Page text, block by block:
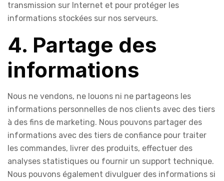
transmission sur Internet et pour protéger les
informations stockées sur nos serveurs.
4. Partage des
informations
Nous ne vendons, ne louons ni ne partageons les
informations personnelles de nos clients avec des tiers
à des fins de marketing. Nous pouvons partager des
informations avec des tiers de confiance pour traiter
les commandes, livrer des produits, effectuer des
analyses statistiques ou fournir un support technique.
Nous pouvons également divulguer des informations si